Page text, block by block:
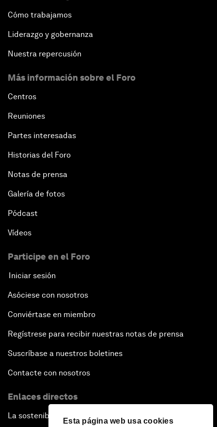
Esta página web usa cookies
Cómo trabajamos
Liderazgo y gobernanza
Nuestra repercusión
Más información sobre el Foro
Centros
Reuniones
Partes interesadas
Historias del Foro
Notas de prensa
Galería de fotos
Pódcast
Vídeos
Participe en el Foro
Iniciar sesión
Asóciese con nosotros
Conviértase en miembro
Regístrese para recibir nuestras notas de prensa
Suscríbase a nuestros boletines
Contacte con nosotros
Enlaces directos
La sostenibilidad en el Foro